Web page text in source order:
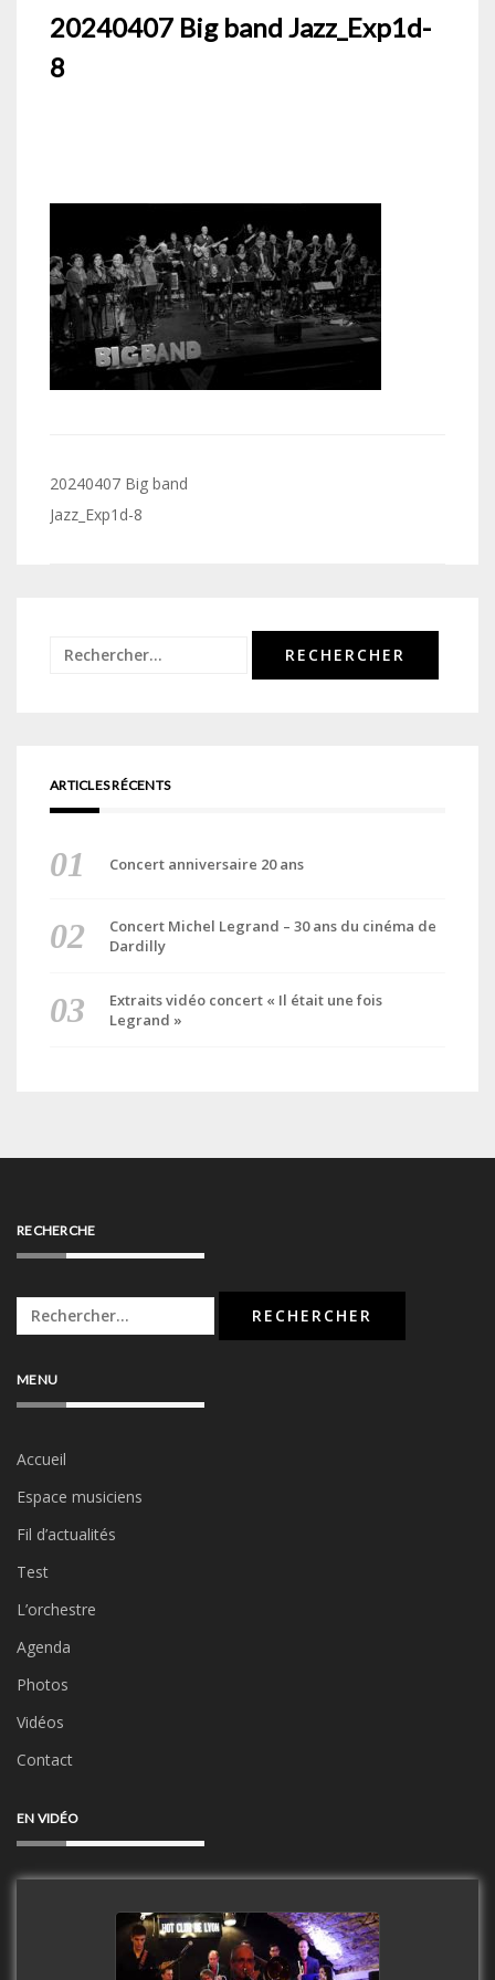
20240407 Big band Jazz_Exp1d-
8
Navigation
de
20240407 Big band
Jazz_Exp1d-8
Rechercher :
ARTICLES RÉCENTS
Concert anniversaire 20 ans
Concert Michel Legrand – 30 ans du cinéma de
Dardilly
Extraits vidéo concert « Il était une fois
Legrand »
RECHERCHE
Rechercher :
MENU
Accueil
Espace musiciens
Fil d’actualités
Test
L’orchestre
Agenda
Photos
Vidéos
Contact
EN VIDÉO
Clip Only Big Band 2019